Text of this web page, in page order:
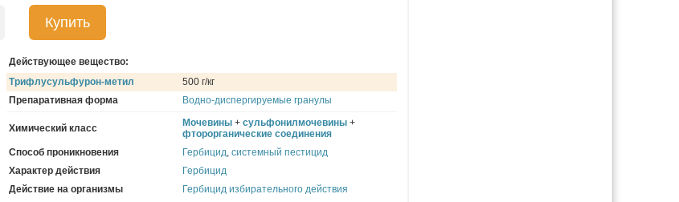
Купить
Действующее вещество:
Трифлусульфурон-метил
500 г/кг
Препаративная форма
Водно-диспергируемые гранулы
Химический класс Мочевины + сульфонилмочевины +
фторорганические соединения
Способ проникновения
Гербицид, системный пестицид
Характер действия
Гербицид
Действие на организмы
Гербицид избирательного действия